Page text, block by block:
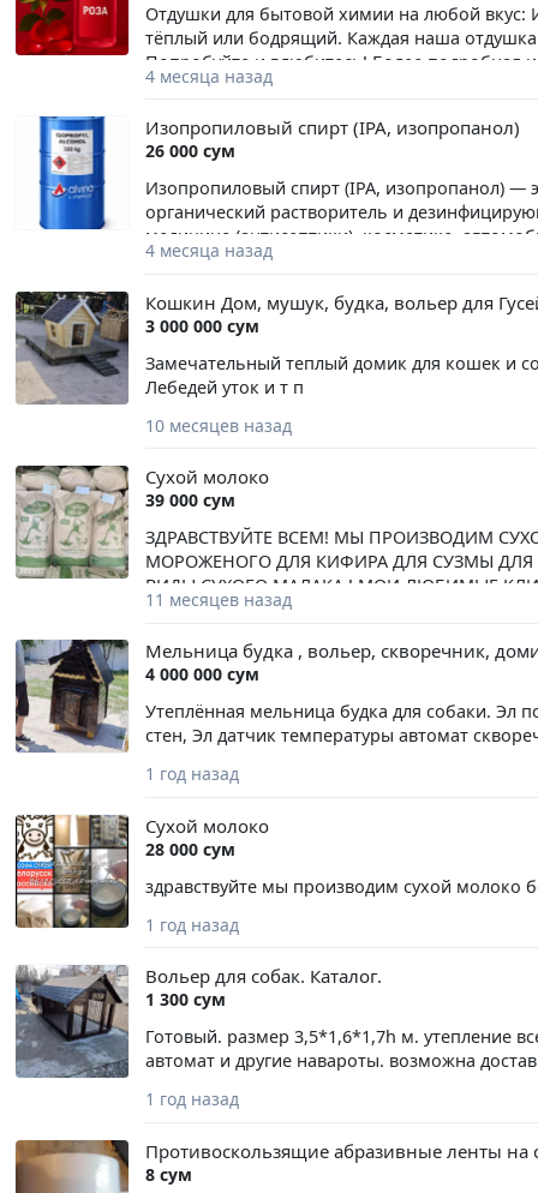
Отдушки для бытовой химии на любой
тёплый или бодрящий. Каждая наша
Попробуйте и влюбитесь! Более подробная
— кайфиятга ўхшайди. Нозик, жасур, илиқ
4 месяца назад
Изопропиловый спирт (IPA, изопропанол)
26 000 сум
Изопропиловый спирт (IPA, изопропанол) —
органический растворитель и
медицине (антисептики), косметике,
способности растворять смолы, масла и
4 месяца назад
Кошкин Дом, мушук, будка, вольер для
3 000 000 сум
Замечательный теплый домик для кошек и
Лебедей уток и т п
10 месяцев назад
Сухой молоко
39 000 сум
ЗДРАВСТВУЙТЕ ВСЕМ! МЫ ПРОИЗВОДИМ
МОРОЖЕНОГО ДЛЯ КИФИРА ДЛЯ СУЗМЫ ДЛЯ
ВИДЫ СУХОГО МАЛАКА ! МОИ ЛЮБИМЫЕ
🐄 РОССИЯ 1КГ 29.000 ЕСЛИ ВОЗЬМЁТЕ
НЕДЕЛЯ СПЕЦИАЛЬНО ДЛЯ ВАС А ТАКЖЕ У
36.000 СУММА МОЛОКО ВСЕ ПРОВЕРЕННЫЕ
11 месяцев назад
Мельница будка , вольер, скворечник,
4 000 000 сум
Утеплённая мельница будка для собаки. Эл
стен, Эл датчик температуры автомат
1 год назад
Сухой молоко
28 000 сум
здравствуйте мы производим сухой молоко
1 год назад
Вольер для собак. Каталог.
1 300 сум
Готовый. размер 3,5*1,6*1,7h м. утепление
автомат и другие навароты. возможна
1 год назад
Противоскользящие абразивные ленты на
8 сум